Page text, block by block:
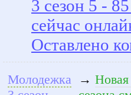
3 сезон 5 -
сейчас
Оставлено
Молодежка
→